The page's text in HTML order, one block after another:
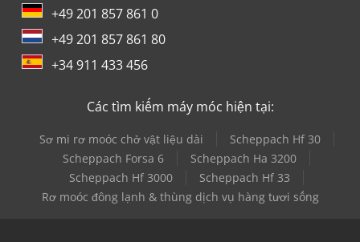
+49 201 857 861 0
+49 201 857 861 80
+34 911 433 456
Các tìm kiếm máy móc hiện tại:
Sơ mi rơ moóc chở vật liệu dài
Scheppach Hf 30
Scheppach Forsa 6
Scheppach Ha 3200
Scheppach Hf 3000
Scheppach Hf 33
Rơ moóc đông lạnh & thùng dịch vụ hàng tươi sống